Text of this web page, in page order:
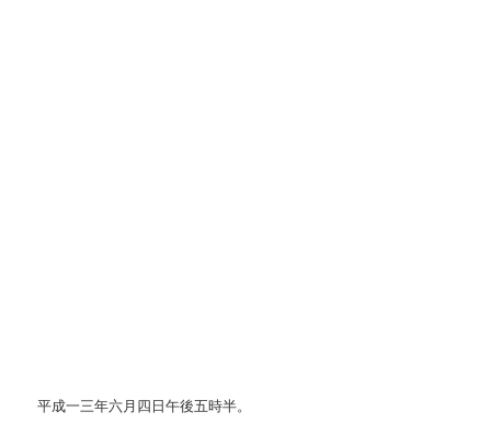
平成一三年六月四日午後五時半。